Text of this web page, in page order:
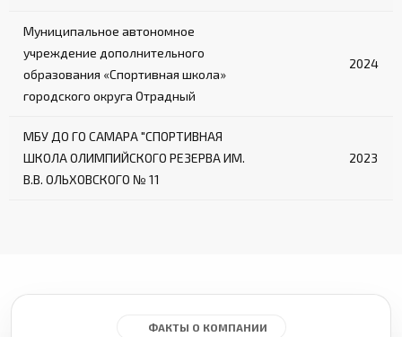
Муниципальное автономное
учреждение дополнительного
образования «Спортивная школа»
городского округа Отрадный
2024
МБУ ДО ГО САМАРА "СПОРТИВНАЯ
ШКОЛА ОЛИМПИЙСКОГО РЕЗЕРВА ИМ.
В.В. ОЛЬХОВСКОГО № 11
2023
ФАКТЫ О КОМПАНИИ